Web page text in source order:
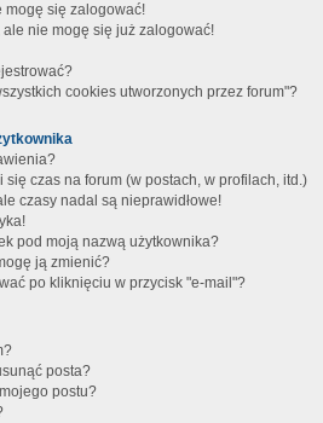
mogę się zalogować!
ale nie mogę się już zalogować!
cookies utworzonych przez forum"?
się czas na forum (w postach, w profilach, itd.)
czasy nadal są nieprawidłowe!
pod moją nazwą użytkownika?
ją zmienić?
po kliknięciu w przycisk "e-mail"?
posta?
postu?